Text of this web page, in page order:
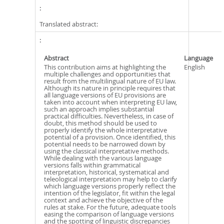
Translated abstract:
Abstract
Language
This contribution aims at highlighting the
multiple challenges and opportunities that
result from the multilingual nature of EU law.
Although its nature in principle requires that
all language versions of EU provisions are
taken into account when interpreting EU law,
such an approach implies substantial
practical difficulties. Nevertheless, in case of
doubt, this method should be used to
properly identify the whole interpretative
potential of a provision. Once identified, this
potential needs to be narrowed down by
using the classical interpretative methods.
While dealing with the various language
versions falls within grammatical
interpretation, historical, systematical and
teleological interpretation may help to clarify
which language versions properly reflect the
intention of the legislator, fit within the legal
context and achieve the objective of the
rules at stake. For the future, adequate tools
easing the comparison of language versions
and the spotting of linguistic discrepancies
English